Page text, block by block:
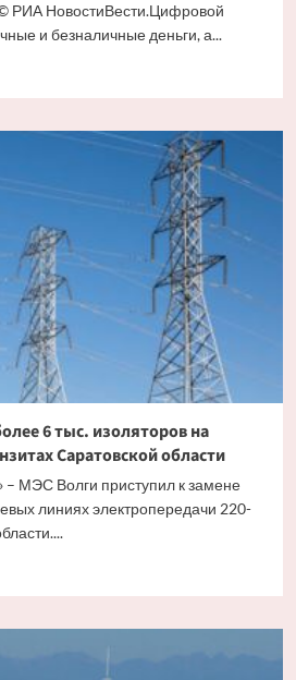
РИА НовостиВести.Цифровой
и безналичные деньги, а...
6 тыс. изоляторов на
Саратовской области
МЭС Волги приступил к замене
линиях электропередачи 220-